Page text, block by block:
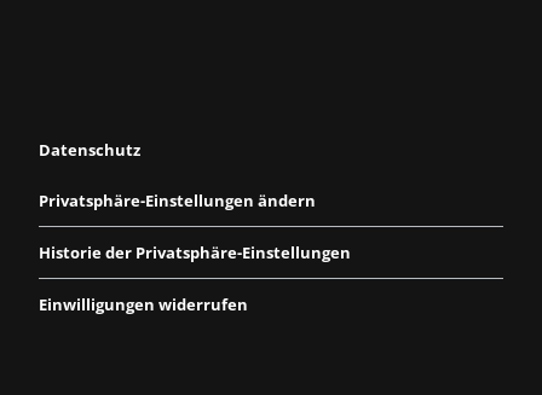
Datenschutz
Privatsphäre-Einstellungen ändern
Historie der Privatsphäre-Einstellungen
Einwilligungen widerrufen